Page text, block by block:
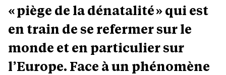
« piège de la dénatalité » qui est
en train de se refermer sur le
monde et en particulier sur
l’Europe. Face à un phénomène